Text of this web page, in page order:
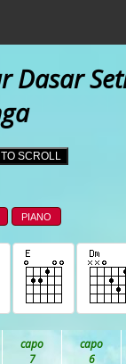
Dasar
SCROLL
PIANO